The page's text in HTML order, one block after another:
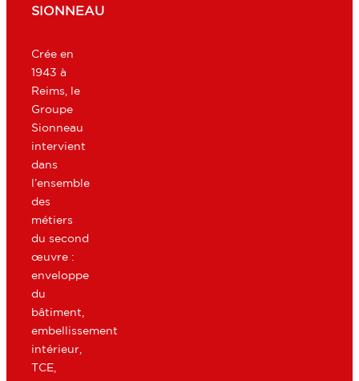
SIONNEAU
Crée en
1943 à
Reims, le
Groupe
Sionneau
intervient
dans
l’ensemble
des
métiers
du second
œuvre :
enveloppe
du
bâtiment,
embellissement
intérieur,
TCE,